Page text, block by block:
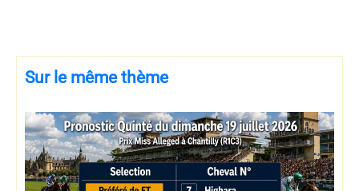
Sur le même thème